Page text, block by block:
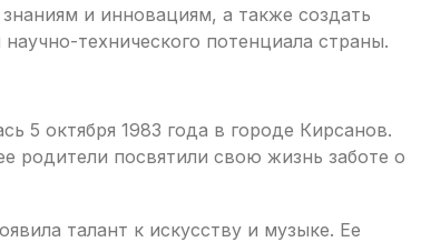
и инновациям, а также создать
технического потенциала страны.
5 октября 1983 года в городе Кирсанов.
родители посвятили свою жизнь заботе о
талант к искусству и музыке. Ее